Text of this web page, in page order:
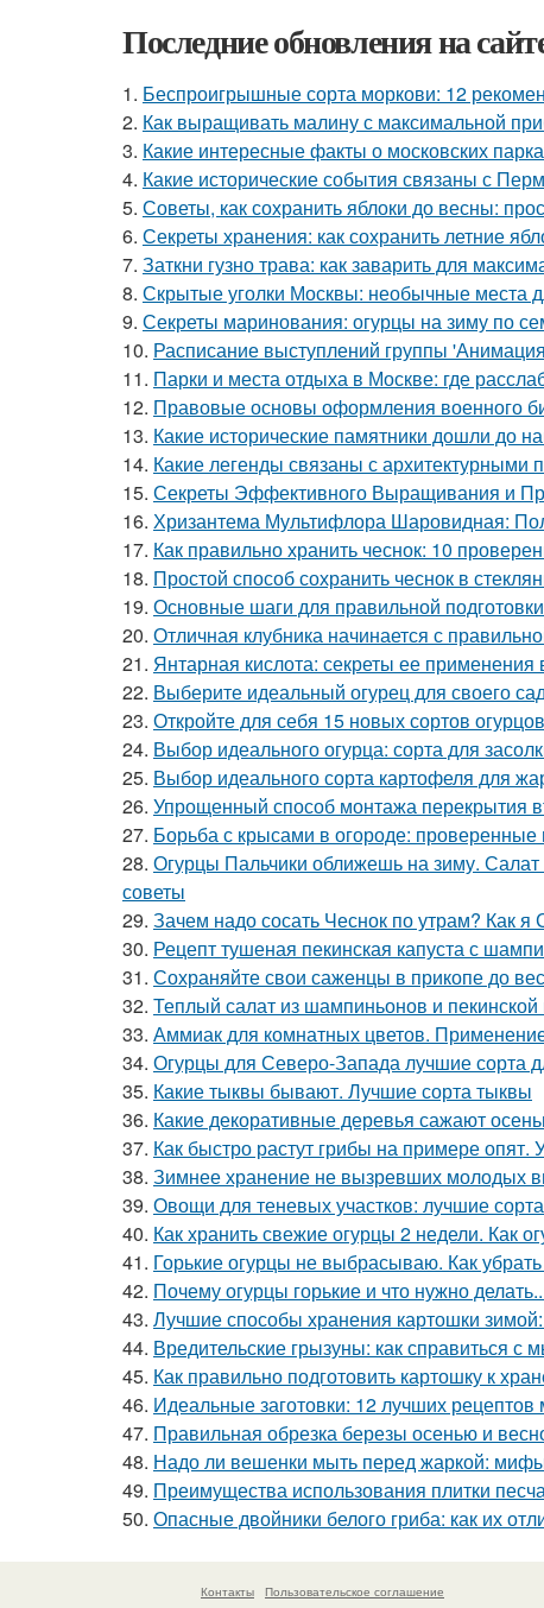
Последние обновления на
1. Беспроигрышные сорта моркови: 12
2. Как выращивать малину с максимальной
3. Какие интересные факты о московских
4. Какие исторические события связаны с
5. Советы, как сохранить яблоки до весны:
6. Секреты хранения: как сохранить летние
7. Заткни гузно трава: как заварить для
8. Скрытые уголки Москвы: необычные места
9. Секреты маринования: огурцы на зиму по
10. Расписание выступлений группы
11. Парки и места отдыха в Москве: где
12. Правовые основы оформления военного
13. Какие исторические памятники дошли до
14. Какие легенды связаны с архитектурными
15. Секреты Эффективного Выращивания и
16. Хризантема Мультифлора Шаровидная:
17. Как правильно хранить чеснок: 10
18. Простой способ сохранить чеснок в
19. Основные шаги для правильной
20. Отличная клубника начинается с
21. Янтарная кислота: секреты ее применения
22. Выберите идеальный огурец для своего
23. Откройте для себя 15 новых сортов
24. Выбор идеального огурца: сорта для
25. Выбор идеального сорта картофеля для
26. Упрощенный способ монтажа перекрытия
27. Борьба с крысами в огороде: проверенные
28. Огурцы Пальчики оближешь на зиму.
советы
29. Зачем надо сосать Чеснок по утрам? Как
30. Рецепт тушеная пекинская капуста с
31. Сохраняйте свои саженцы в прикопе до
32. Теплый салат из шампиньонов и пекинской
33. Аммиак для комнатных цветов.
34. Огурцы для Северо-Запада лучшие сорта
35. Какие тыквы бывают. Лучшие сорта тыквы
36. Какие декоративные деревья сажают
37. Как быстро растут грибы на примере опят.
38. Зимнее хранение не вызревших молодых
39. Овощи для теневых участков: лучшие
40. Как хранить свежие огурцы 2 недели. Как
41. Горькие огурцы не выбрасываю. Как
42. Почему огурцы горькие и что нужно
43. Лучшие способы хранения картошки
44. Вредительские грызуны: как справиться
45. Как правильно подготовить картошку к
46. Идеальные заготовки: 12 лучших
47. Правильная обрезка березы осенью и
48. Надо ли вешенки мыть перед жаркой:
49. Преимущества использования плитки
50. Опасные двойники белого гриба: как их
Контакты Пользовательское соглашение